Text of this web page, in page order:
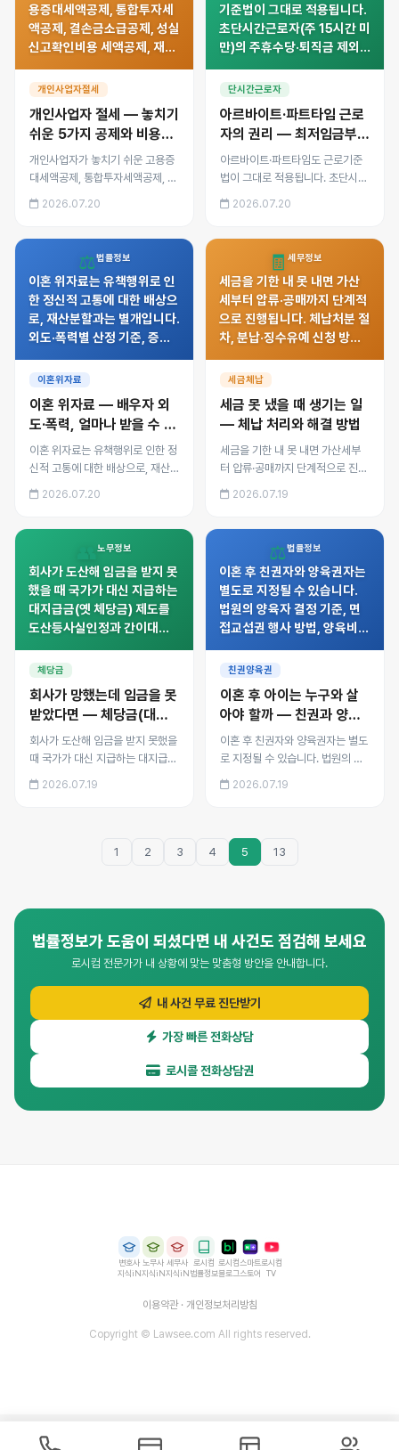
용증대세액공제, 통합투자세
액공제, 결손금소급공제, 성실
신고확인비용 세액공제, 재해
산 예시와 함께 정리했습니다.
개인사업자절세
개인사업자 절세 — 놓치기
쉬운 5가지 공제와 비용처
리 포인트
개인사업자가 놓치기 쉬운 고용증
대세액공제, 통합투자세액공제, 결
손금소급공제, 성실신고확인비용
세액공제, 재해손실세액공제 다섯
2026.07.20
기준법이 그대로 적용됩니다.
초단시간근로자(주 15시간 미
만)의 주휴수당·퇴직금 제외
합산, 근로계약서 미작성 시
리했습니다.
단시간근로자
아르바이트·파트타임 근로
자의 권리 — 최저임금부터
퇴직금까지
아르바이트·파트타임도 근로기준
법이 그대로 적용됩니다. 초단시간
근로자(주 15시간 미만)의 주휴수
당·퇴직금 제외 기준, 다수 사업장
2026.07.20
⚖️법률정보
이혼 위자료는 유책행위로 인
한 정신적 고통에 대한 배상으
로, 재산분할과는 별개입니다.
외도·폭력별 산정 기준, 증거
자료 청구, 소멸시효까지 정리
이혼위자료
이혼 위자료 — 배우자 외
도·폭력, 얼마나 받을 수 있
을까
이혼 위자료는 유책행위로 인한 정
신적 고통에 대한 배상으로, 재산
분할과는 별개입니다. 외도·폭력별
산정 기준, 증거 확보 방법, 상간자
2026.07.20
🧾 세무정보
세금을 기한 내 못 내면 가산
세부터 압류·공매까지 단계적
으로 진행됩니다. 체납처분 절
차, 분납·징수유예 신청 방법,
개 기준과 결손처분까지 정리
세금체납
세금 못 냈을 때 생기는 일
— 체납 처리와 해결 방법
세금을 기한 내 못 내면 가산세부
터 압류·공매까지 단계적으로 진행
됩니다. 체납처분 절차, 분납·징수
유예 신청 방법, 재산 압류 순서, 체
2026.07.19
노무정보
회사가 도산해 임금을 받지 못
했을 때 국가가 대신 지급하는
대지급금(옛 체당금) 제도를
도산등사실인정과 간이대지
습니다. 지급 상한액, 신청 절
니다.
체당금
회사가 망했는데 임금을 못
받았다면 — 체당금(대지
급금) 제도
회사가 도산해 임금을 받지 못했을
때 국가가 대신 지급하는 대지급금
(옛 체당금) 제도를 도산등사실인
정과 간이대지급금 두 경로로 나누
2026.07.19
⚖️법률정보
이혼 후 친권자와 양육권자는
별도로 지정될 수 있습니다.
법원의 양육자 결정 기준, 면
접교섭권 행사 방법, 양육비
양육 상황이 바뀌었을 때의 변
친권양육권
이혼 후 아이는 누구와 살
아야 할까 — 친권과 양육
권의 차이
이혼 후 친권자와 양육권자는 별도
로 지정될 수 있습니다. 법원의 양
육자 결정 기준, 면접교섭권 행사
방법, 양육비 산정과 미지급 시 강
2026.07.19
1 2 3 4 5 13
법률정보가 도움이 되셨다면 내 사건도 점검해 보세요
로시컴 전문가가 내 상황에 맞는 맞춤형 방안을 안내합니다.
내 사건 무료 진단받기
가장 빠른 전화상담
로시콜 전화상담권
변호사
지식iN
노무사
지식iN
세무사
지식iN
로시컴
법률정보
로시컴
블로그
스마트
스토어
로시컴
TV
이용약관· 개인정보처리방침
Copyright © Lawsee.com All rights reserved.